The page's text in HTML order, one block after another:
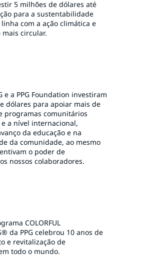
5 milhões de dólares até
para a sustentabilidade
com a ação climática e
mais circular.
e a PPG Foundation investiram
dólares para apoiar mais de
programas comunitários
e a nível internacional,
da educação e na
da comunidade, ao mesmo
o poder de
nossos colaboradores.
COLORFUL
da PPG celebrou 10 anos de
e revitalização de
todo o mundo.